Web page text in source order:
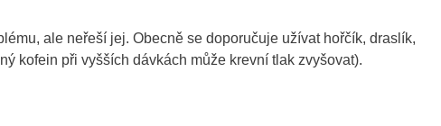
ale neřeší jej. Obecně se doporučuje užívat hořčík, draslík,
kofein při vyšších dávkách může krevní tlak zvyšovat).